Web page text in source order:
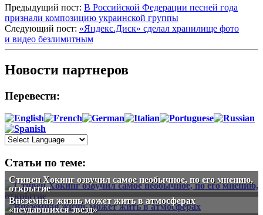
Предыдущий пост: В Российской Федерации песней года
признали композицию украинской группы
Следующий пост: «Яндекс.Диск» сделал хранилище фото
и видео безлимитным
Новости партнеров
Перевести:
Статьи по теме:
Стивен Хокинг озвучил самое необычное, по его мнению,
открытие
Внеземная жизнь может жить в атмосферах
«неудавшихся звезд»